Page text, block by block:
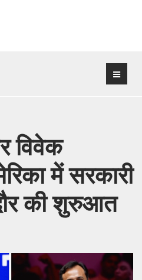
विवेक
में सरकारी
की शुरुआत